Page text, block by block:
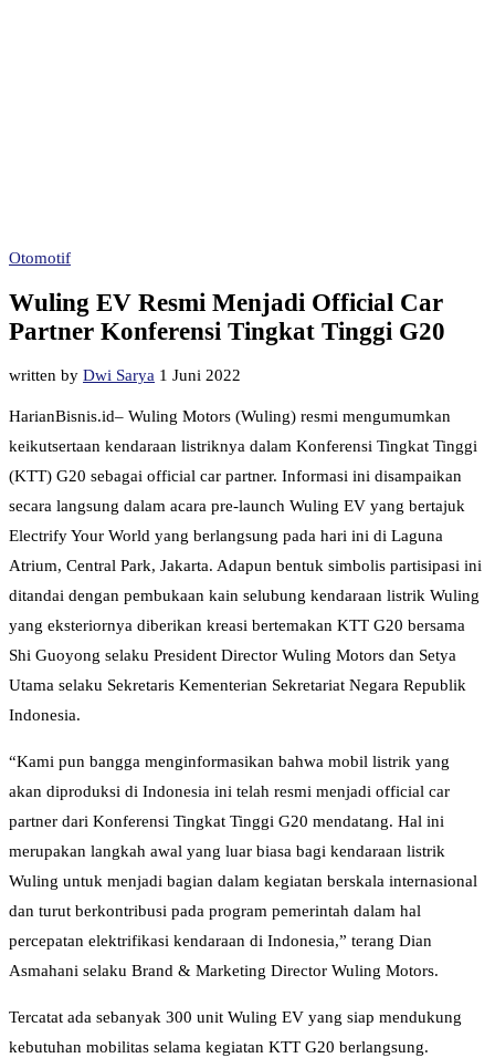
Otomotif
Wuling EV Resmi Menjadi Official Car
Partner Konferensi Tingkat Tinggi G20
written by Dwi Sarya 1 Juni 2022
HarianBisnis.id– Wuling Motors (Wuling) resmi mengumumkan
keikutsertaan kendaraan listriknya dalam Konferensi Tingkat Tinggi
(KTT) G20 sebagai official car partner. Informasi ini disampaikan
secara langsung dalam acara pre-launch Wuling EV yang bertajuk
Electrify Your World yang berlangsung pada hari ini di Laguna
Atrium, Central Park, Jakarta. Adapun bentuk simbolis partisipasi ini
ditandai dengan pembukaan kain selubung kendaraan listrik Wuling
yang eksteriornya diberikan kreasi bertemakan KTT G20 bersama
Shi Guoyong selaku President Director Wuling Motors dan Setya
Utama selaku Sekretaris Kementerian Sekretariat Negara Republik
Indonesia.
“Kami pun bangga menginformasikan bahwa mobil listrik yang
akan diproduksi di Indonesia ini telah resmi menjadi official car
partner dari Konferensi Tingkat Tinggi G20 mendatang. Hal ini
merupakan langkah awal yang luar biasa bagi kendaraan listrik
Wuling untuk menjadi bagian dalam kegiatan berskala internasional
dan turut berkontribusi pada program pemerintah dalam hal
percepatan elektrifikasi kendaraan di Indonesia,” terang Dian
Asmahani selaku Brand & Marketing Director Wuling Motors.
Tercatat ada sebanyak 300 unit Wuling EV yang siap mendukung
kebutuhan mobilitas selama kegiatan KTT G20 berlangsung.